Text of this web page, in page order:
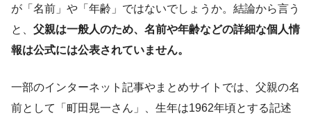
が「名前」や「年齢」ではないでしょうか。結論から言う
と、 父親は一般人のため、名前や年齢などの詳細な個人情
報は公式には公表されていません。
一部のインターネット記事やまとめサイトでは、父親の名
前として「町田晃一さん」、生年は1962年頃とする記述